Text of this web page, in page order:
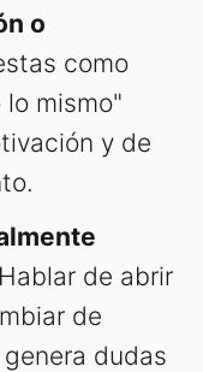
o
como
mismo"
y de
Hablar de abrir
de
dudas